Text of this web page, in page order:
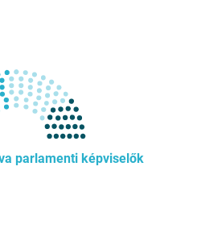
parlamenti képviselők